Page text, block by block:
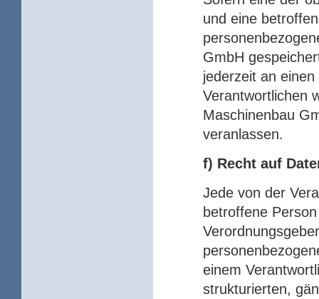
und eine
GmbH
jederzeit an
Verantwortlichen
Maschinenbau
veranlassen.
f) Recht auf
Jede von der
betroffene
einem
strukturierten,